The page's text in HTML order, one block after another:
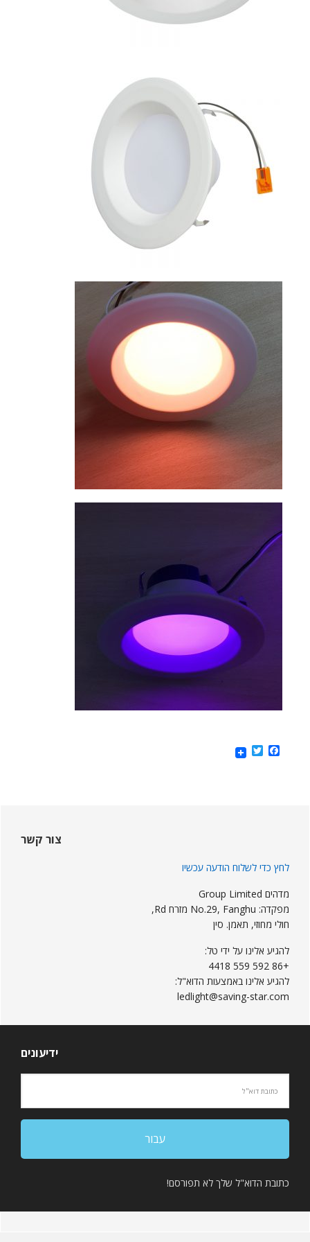
Facebook
Twitter
צור קשר
לחץ כדי לשלוח הודעה עכשיו
מדהים Group Limited
מפקדה: No.29, Fanghu מזרח Rd,
חולי מחוזי, תאמן. סין
להגיע אלינו על ידי טל:
+86 592 559 4418
להגיע אלינו באמצעות הדוא"ל:
ledlight@saving-star.com
ידיעונים
כתובת הדוא"ל שלך לא תפורסם!